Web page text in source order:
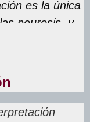
es la única
neurosis, y